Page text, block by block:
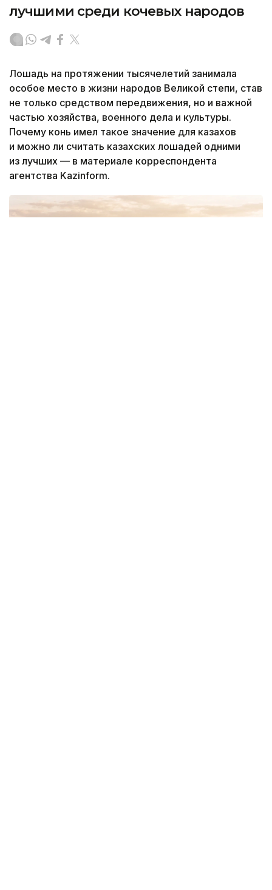
лучшими среди кочевых народов
Лошадь на протяжении тысячелетий занимала
особое место в жизни народов Великой степи, став
не только средством передвижения, но и важной
частью хозяйства, военного дела и культуры.
Почему конь имел такое значение для казахов
и можно ли считать казахских лошадей одними
из лучших — в материале корреспондента
агентства Kazinform.